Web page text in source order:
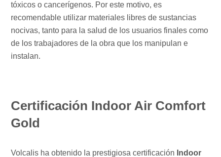
tóxicos o cancerígenos. Por este motivo, es
recomendable utilizar materiales libres de sustancias
nocivas, tanto para la salud de los usuarios finales como
de los trabajadores de la obra que los manipulan e
instalan.
Certificación Indoor Air Comfort
Gold
Volcalis ha obtenido la prestigiosa certificación Indoor